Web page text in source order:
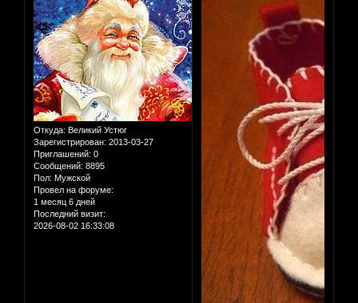
Откуда: Великий Устюг
Зарегистрирован: 2013-03-27
Приглашений: 0
Сообщений: 8895
Пол: Мужской
Провел на форуме:
1 месяц 6 дней
Последний визит:
2026-08-02 16:33:08